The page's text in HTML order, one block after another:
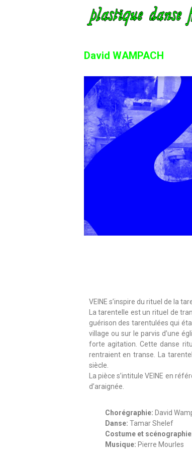
David WAMPACH
VEINE s’inspire du rituel de la
La tarentelle est un rituel de
guérison des tarentulées qui
village ou sur le parvis d’une
forte agitation. Cette danse
rentraient en transe. La
siècle.
La pièce s’intitule VEINE en
d’araignée.
Chorégraphie: David
Danse: Tamar Shelef
Costume et
Musique: Pierre Mourles